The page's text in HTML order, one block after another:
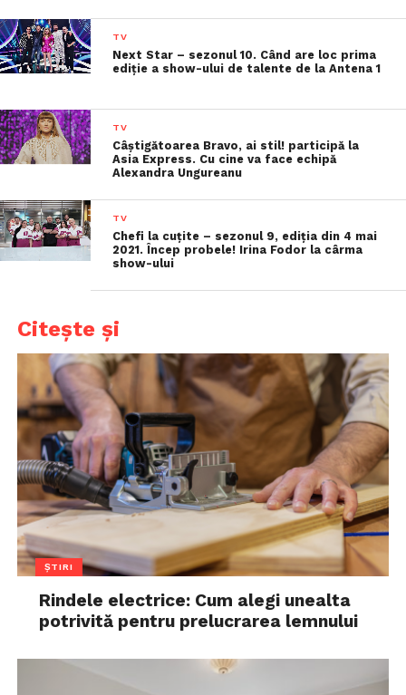
TV
Next Star – sezonul 10. Când are loc prima
ediție a show-ului de talente de la Antena 1
TV
Câștigătoarea Bravo, ai stil! participă la
Asia Express. Cu cine va face echipă
Alexandra Ungureanu
TV
Chefi la cuțite – sezonul 9, ediția din 4 mai
2021. Încep probele! Irina Fodor la cârma
show-ului
Citește și
ȘTIRI
Rindele electrice: Cum alegi unealta
potrivită pentru prelucrarea lemnului